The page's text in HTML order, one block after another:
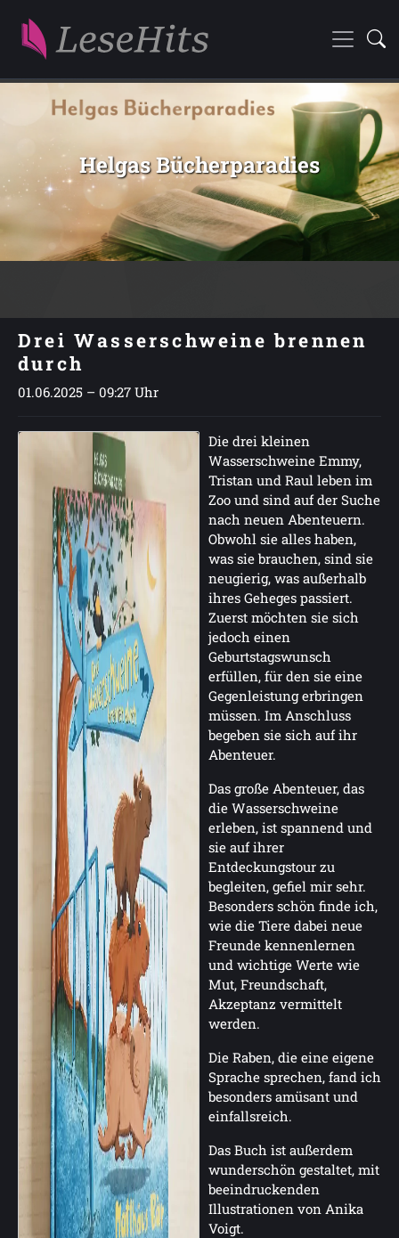
Helgas Bücherparadies
Drei Wasserschweine brennen
durch
01.06.2025 – 09:27 Uhr
Die drei kleinen
Wasserschweine Emmy,
Tristan und Raul leben im
Zoo und sind auf der Suche
nach neuen Abenteuern.
Obwohl sie alles haben,
was sie brauchen, sind sie
neugierig, was außerhalb
ihres Geheges passiert.
Zuerst möchten sie sich
jedoch einen
Geburtstagswunsch
erfüllen, für den sie eine
Gegenleistung erbringen
müssen. Im Anschluss
begeben sie sich auf ihr
Abenteuer.
Das große Abenteuer, das
die Wasserschweine
erleben, ist spannend und
sie auf ihrer
Entdeckungstour zu
begleiten, gefiel mir sehr.
Besonders schön finde ich,
wie die Tiere dabei neue
Freunde kennenlernen
und wichtige Werte wie
Mut, Freundschaft,
Akzeptanz vermittelt
werden.
Die Raben, die eine eigene
Sprache sprechen, fand ich
besonders amüsant und
einfallsreich.
Das Buch ist außerdem
wunderschön gestaltet, mit
beeindruckenden
Illustrationen von Anika
Voigt.